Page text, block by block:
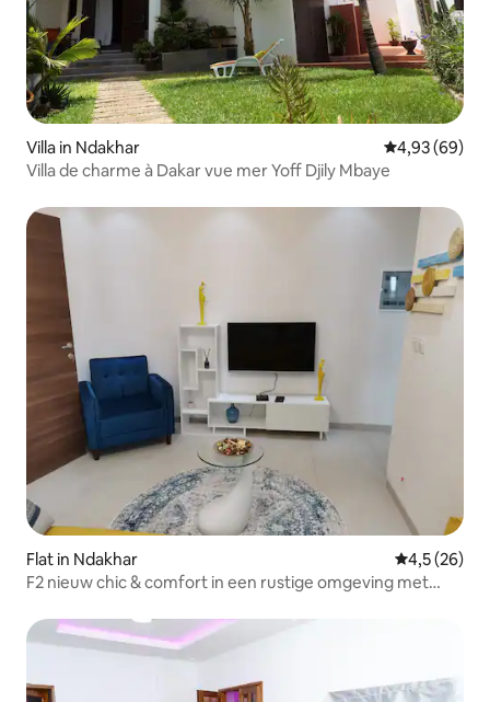
Villa in Ndakhar Gemiddelde
4,93 (69)
Villa de charme à Dakar vue mer Yoff Djily Mbaye
Flat in Ndakhar
4,5 (26)
F2 nieuw chic & comfort in een rustige omgeving met